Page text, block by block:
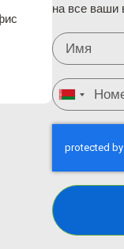
на все ваши
Belarus